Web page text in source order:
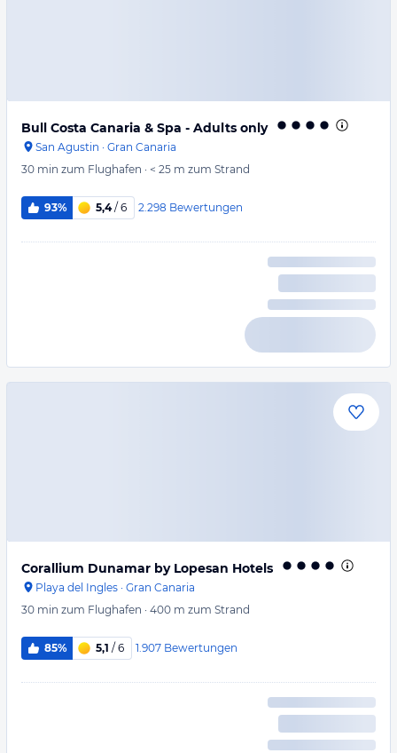
Bull Costa Canaria & Spa - Adults only
San Agustin · Gran Canaria
30 min zum Flughafen · < 25 m zum Strand
93% 5,4/ 6 2.298 Bewertungen
Corallium Dunamar by Lopesan Hotels
Playa del Ingles · Gran Canaria
30 min zum Flughafen · 400 m zum Strand
85% 5,1 / 6 1.907 Bewertungen